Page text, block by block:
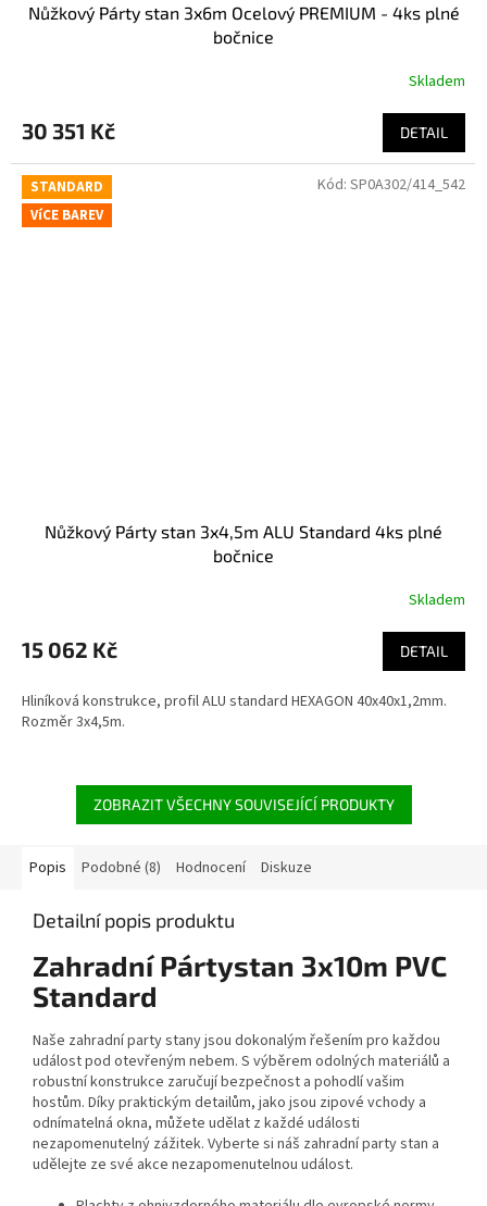
Nůžkový Párty stan 3x6m Ocelový PREMIUM - 4ks plné
bočnice
Skladem
30 351 Kč DETAIL
STANDARD
VíCE BAREV
Nůžkový Párty stan 3x4,5m ALU Standard 4ks plné
bočnice
Skladem
15 062 Kč DETAIL
Hliníková konstrukce, profil ALU standard HEXAGON 40x40x1,2mm.
Rozměr 3x4,5m.
Kód: SP0A302/414_542
ZOBRAZIT VŠECHNY SOUVISEJÍCÍ PRODUKTY
Popis Podobné (8) Hodnocení Diskuze
Detailní popis produktu
Zahradní Pártystan 3x10m PVC
Standard
Naše zahradní party stany jsou dokonalým řešením pro každou
událost pod otevřeným nebem. S výběrem odolných materiálů a
robustní konstrukce zaručují bezpečnost a pohodlí vašim
hostům. Díky praktickým detailům, jako jsou zipové vchody a
odnímatelná okna, můžete udělat z každé události
nezapomenutelný zážitek. Vyberte si náš zahradní party stan a
udělejte ze své akce nezapomenutelnou událost.